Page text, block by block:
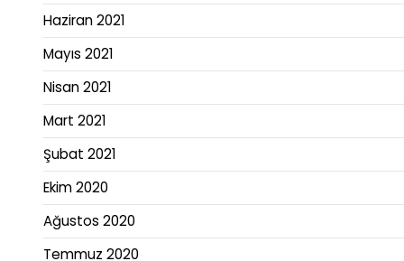
Haziran 2021
Mayıs 2021
Nisan 2021
Mart 2021
Şubat 2021
Ekim 2020
Ağustos 2020
Temmuz 2020